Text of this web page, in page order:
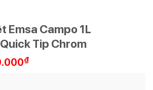
Emsa Campo 1L
Tip Chrom
₫